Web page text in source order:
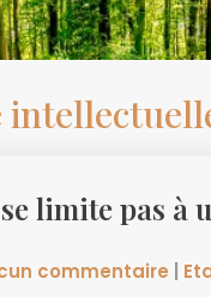
limite pas à
commentaire